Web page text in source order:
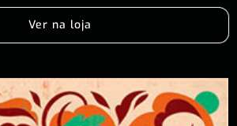
Ver na loja